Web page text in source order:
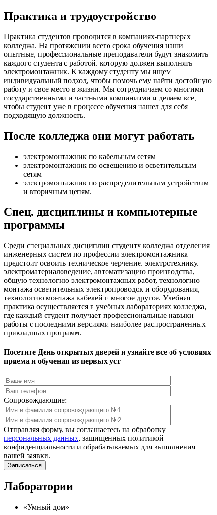
Практика и трудоустройство
Практика студентов проводится в компаниях-партнерах
колледжа. На протяжении всего срока обучения наши
опытные, профессиональные преподаватели будут знакомить
каждого студента с работой, которую должен выполнять
электромонтажник. К каждому студенту мы ищем
индивидуальный подход, чтобы помочь ему найти достойную
работу и свое место в жизни. Мы сотрудничаем со многими
государственными и частными компаниями и делаем все,
чтобы студент уже в процессе обучения нашел для себя
подходящую должность.
После колледжа они могут работать
электромонтажник по кабельным сетям
электромонтажник по освещению и осветительным
сетям
электромонтажник по распределительным устройствам
и вторичным цепям.
Спец. дисциплины и компьютерные
программы
Среди специальных дисциплин студенту колледжа отделения
инженерных систем по профессии электромонтажника
предстоит освоить техническое черчение, электротехнику,
электроматериаловедение, автоматизацию производства,
общую технологию электромонтажных работ, технологию
монтажа осветительных электропроводок и оборудования,
технологию монтажа кабелей и многое другое. Учебная
практика осуществляется в учебных лабораториях колледжа,
где каждый студент получает профессиональные навыки
работы с последними версиями наиболее распространенных
прикладных программ.
Посетите День открытых дверей и узнайте все об условиях
приема и обучения из первых уст
Сопровождающие:
Отправляя форму, вы соглашаетесь на обработку
персональных данных, защищенных политикой
конфиденциальности и обрабатываемых для выполнения
вашей заявки.
Лаборатории
«Умный дом»